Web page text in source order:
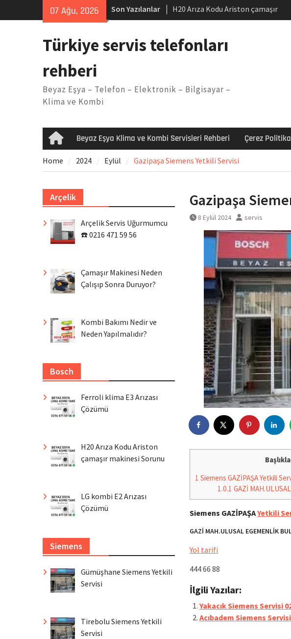
07 Ağu, 2026 Son Yazılanlar
H20 Arıza Kodu Ariston çamaşır
makinesi Sorunu
Arçelik buzdolabı F5 Hatası Çözüm
Ferroli klima E3 Arızası Çözümü
Türkiye servis telefonları
rehberi
Beyaz Eşya – Telefon – Elektronik – Bilgisayar –
Klima ve Kombi
HomeBeyaz Eşya Klima ve Kombi Servisleri Rehberi Çerez
Home 2024 Eylül Gazipaşa Siemens Yetkili Servisi
Gazipaşa
8 Eylül 2024 servis
1 Siemens GAZİPAŞA Yetkili
1.0.1 GAZİ
Siemens GAZİPAŞAYetkili
GAZİ MAH.ULUSAL EGEMENLİK
Yol tarifi
444 66 88
İlgili Yazılar:
Yakacık Siemens Servisi
Acıbadem Siemens Servisi
Arçelik
Arçelik Servis Uğurmumcu
☎️ 0216 471 59 56
Çamaşır Makinesi Neden
Çalışıp Sonra Duruyor?
Kombi Bakımı Nedir ve
Neden Yapılmalıdır?
Bosch
Ferroli klima E3 Arızası
Çözümü
H20 Arıza Kodu Ariston
çamaşır makinesi Sorunu
LG kombi E2 Arızası
Çözümü
Siemens
Gümüşhane Siemens Yetkili
Servisi
Tirebolu Siemens Yetkili
Servisi